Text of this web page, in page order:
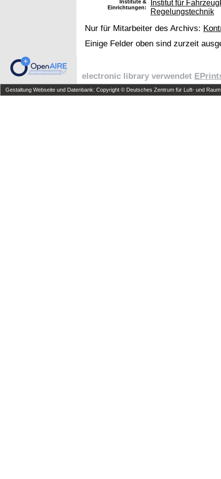
Institute &
Einrichtungen:
Institut für
Regelungstechnik
Nur für Mitarbeiter des Archivs:
Einige Felder oben sind zurzeit
electronic library verwendet
Gestaltung Webseite und Datenbank: Copyright © Deutsches Zentrum für Luft- und